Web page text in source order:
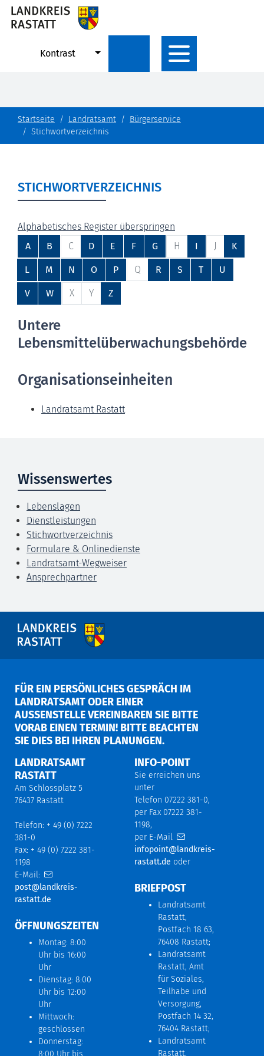
Kontrast
Startseite Landratsamt
Bürgerservice
Stichwortverzeichnis
STICHWORTVERZEICHNIS
Alphabetisches Register überspringen
A
B C D E F G H I J K
L M N O P Q R S T U
V W X Y Z
Untere
Lebensmittelüberwachungsbehörde
Organisationseinheiten
Landratsamt Rastatt
Wissenswertes
Lebenslagen
Dienstleistungen
Stichwortverzeichnis
Formulare & Onlinedienste
Landratsamt-Wegweiser
Ansprechpartner
FÜR EIN PERSÖNLICHES GESPRÄCH IM
LANDRATSAMT ODER EINER
AUSSENSTELLE VEREINBAREN SIE BITTE V
ORAB EINEN TERMIN! BITTE BEACHTEN S
IE DIES BEI IHREN PLANUNGEN.
LANDRATSAMT
RASTATT
Am Schlossplatz 5
76437 Rastatt
Telefon: + 49 (0) 7222
381-0
Fax: + 49 (0) 7222 381-
1198
E-Mail:
post@landkreis-
rastatt.de
ÖFFNUNGSZEITEN
Montag: 8:00
Uhr bis 16:00
Uhr
Dienstag: 8:00
Uhr bis 12:00
Uhr
Mittwoch:
geschlossen
Donnerstag:
8:00 Uhr bis
INFO-POINT
Sie erreichen uns
unter
Telefon 07222 381-0,
per Fax 07222 381-
1198,
per E-Mail
infopoint@landkreis-
rastatt.de oder
BRIEFPOST
Landratsamt
Rastatt,
Postfach 18 63,
76408 Rastatt;
Landratsamt
Rastatt, Amt
für Soziales,
Teilhabe und
Versorgung,
Postfach 14 32,
76404 Rastatt;
Landratsamt
Rastatt,